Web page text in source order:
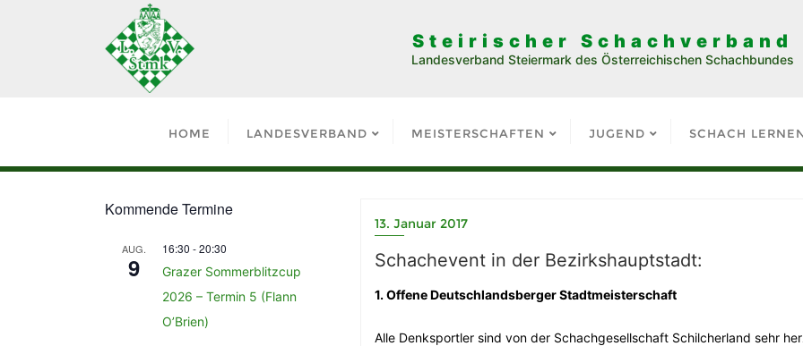
Steirischer Schachverband
Landesverband Steiermark des Österreichischen Schachbundes
HOME LANDESVERBAND MEISTERSCHAFTEN JUGEND SCHACH
13. Januar 2017
Schachevent in der Bezirkshauptstadt:
1. Offene Deutschlandsberger Stadtmeisterschaft
Alle Denksportler sind von der Schachgesellschaft Schilcherland sehr
Kommende Termine
AUG.
9
16:30 -20:30
Grazer Sommerblitzcup
2026 – Termin 5 (Flann
O’Brien)